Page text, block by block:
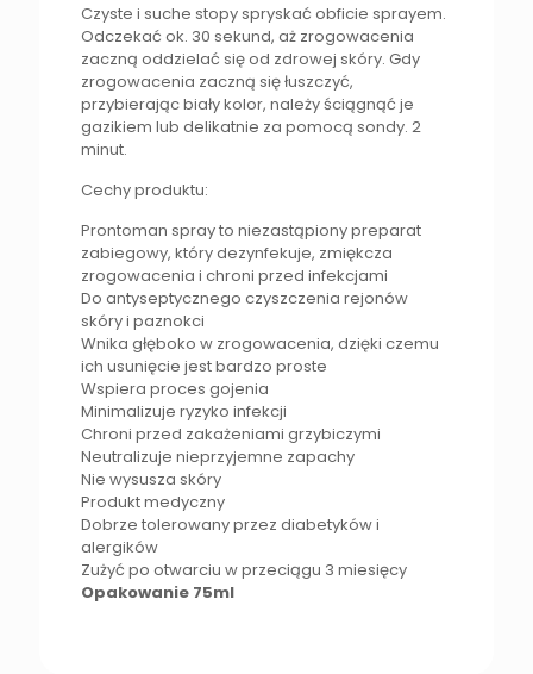
Czyste i suche stopy spryskać obficie sprayem.
Odczekać ok. 30 sekund, aż zrogowacenia
zaczną oddzielać się od zdrowej skóry. Gdy
zrogowacenia zaczną się łuszczyć,
przybierając biały kolor, należy ściągnąć je
gazikiem lub delikatnie za pomocą sondy. 2
minut.
Cechy produktu:
Prontoman spray to niezastąpiony preparat
zabiegowy, który dezynfekuje, zmiękcza
zrogowacenia i chroni przed infekcjami
Do antyseptycznego czyszczenia rejonów
skóry i paznokci
Wnika głęboko w zrogowacenia, dzięki czemu
ich usunięcie jest bardzo proste
Wspiera proces gojenia
Minimalizuje ryzyko infekcji
Chroni przed zakażeniami grzybiczymi
Neutralizuje nieprzyjemne zapachy
Nie wysusza skóry
Produkt medyczny
Dobrze tolerowany przez diabetyków i
alergików
Zużyć po otwarciu w przeciągu 3 miesięcy
Opakowanie 75ml